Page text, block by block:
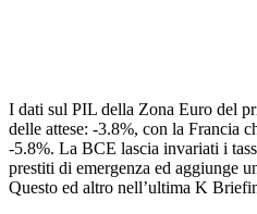
I dati sul PIL della Zona Euro del
delle attese: -3.8%, con la Francia
-5.8%. La BCE lascia invariati i
prestiti di emergenza ed aggiunge
Questo ed altro nell’ultima K